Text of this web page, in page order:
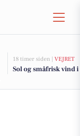
18 timer siden | VEJRET
Sol og småfrisk vind i